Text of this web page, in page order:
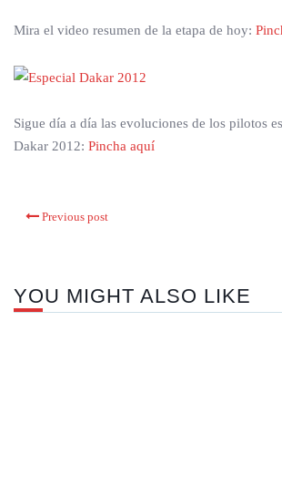
Mira el video resumen de la etapa de hoy:
Sigue día a día las evoluciones de los pilotos
Dakar 2012: Pincha aquí
Previous post
YOU MIGHT ALSO LIKE